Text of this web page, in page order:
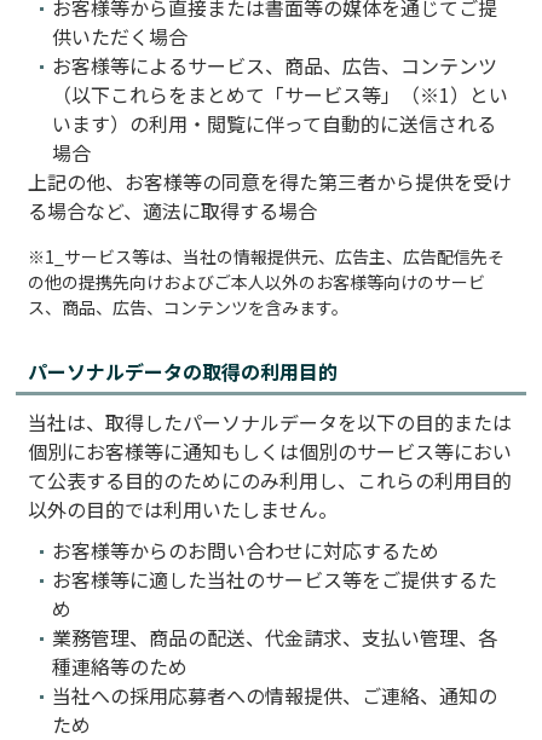
よくあるご質問
お問い合わせ
お客様等から直接または書面等の媒体を通じてご提
供いただく場合
お客様等によるサービス、商品、広告、コンテンツ
（以下これらをまとめて「サービス等」（※1）とい
います）の利用・閲覧に伴って自動的に送信される
場合
上記の他、お客様等の同意を得た第三者から提供を受け
る場合など、適法に取得する場合
※1_サービス等は、当社の情報提供元、広告主、広告配信先そ
の他の提携先向けおよびご本人以外のお客様等向けのサービ
ス、商品、広告、コンテンツを含みます。
パーソナルデータの取得の利用目的
当社は、取得したパーソナルデータを以下の目的または
個別にお客様等に通知もしくは個別のサービス等におい
て公表する目的のためにのみ利用し、これらの利用目的
以外の目的では利用いたしません。
お客様等からのお問い合わせに対応するため
お客様等に適した当社のサービス等をご提供するた
め
業務管理、商品の配送、代金請求、支払い管理、各
種連絡等のため
当社への採用応募者への情報提供、ご連絡、通知の
ため